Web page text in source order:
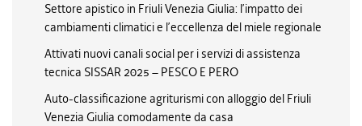
Settore apistico in Friuli Venezia Giulia: l’impatto dei
cambiamenti climatici e l’eccellenza del miele regionale
Attivati nuovi canali social per i servizi di assistenza
tecnica SISSAR 2025 – PESCO E PERO
Auto-classificazione agriturismi con alloggio del Friuli
Venezia Giulia comodamente da casa